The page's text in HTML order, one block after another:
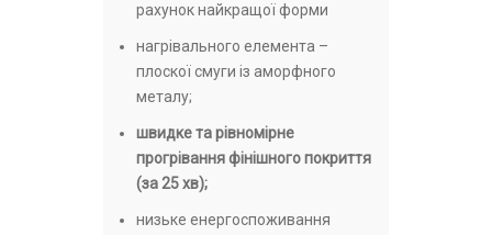
рахунок найкращої форми
нагрівального елемента –
плоскої смуги із аморфного
металу;
швидке та рівномірне
прогрівання фінішного покриття
(за 25 хв);
низьке енергоспоживання